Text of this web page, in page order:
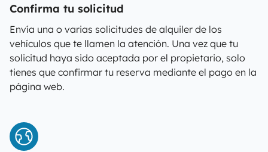
Confirma tu solicitud
Envía una o varias solicitudes de alquiler de los
vehículos que te llamen la atención. Una vez que tu
solicitud haya sido aceptada por el propietario, solo
tienes que confirmar tu reserva mediante el pago en la
página web.